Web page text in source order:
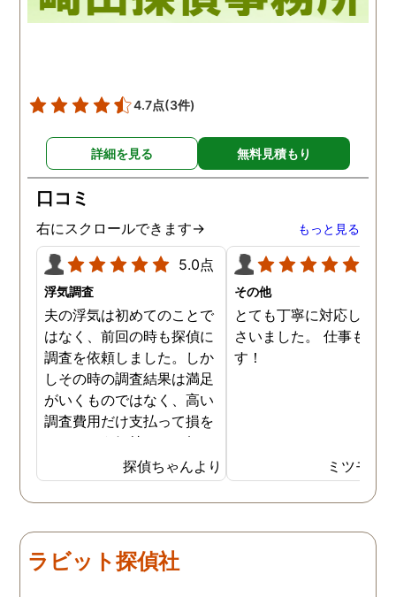
4.7点(3件)
詳細を見る 無料見積もり
口コミ
右にスクロールできます→ もっと見る
5.0点
浮気調査
夫の浮気は初めてのことで
はなく、前回の時も探偵に
調査を依頼しました。しか
しその時の調査結果は満足
がいくものではなく、高い
調査費用だけ支払って損を
したという気持ちで一杯で
した。今回また夫の浮気疑
惑が浮上し、今度こそは探
偵選びにも気を遣いまし
せの段階から「ここなら安
心して任せられる」と思え
探偵ちゃんより
その他
とても丁寧に対応してく
さいました。 仕事も満
す！
ミツモア
ラビット探偵社